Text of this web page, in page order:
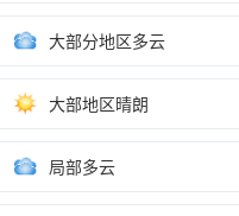
大部分地区多云
大部地区晴朗
局部多云